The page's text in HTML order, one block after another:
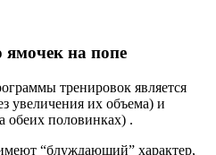
на попе
тренировок является
увеличения их объема) и
обеих половинках) .
“блуждающий” характер,